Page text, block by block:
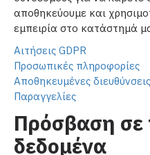
αποθηκεύουμε και
εμπειρία στο κατάστημά
Αιτήσεις GDPR
Προσωπικές πληροφορίες
Αποθηκευμένες διευθύνσεις
Παραγγελίες
Πρόσβαση
δεδομένα